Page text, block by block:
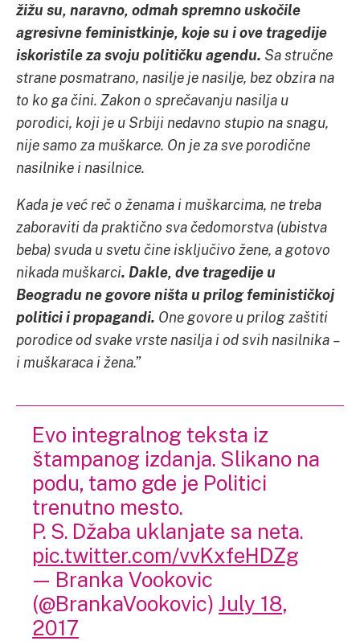
žižu su, naravno, odmah spremno uskočile
agresivne feministkinje, koje su i ove tragedije
iskoristile za svoju političku agendu. Sa stručne
strane posmatrano, nasilje je nasilje, bez obzira na
to ko ga čini. Zakon o sprečavanju nasilja u
porodici, koji je u Srbiji nedavno stupio na snagu,
nije samo za muškarce. On je za sve porodične
nasilnike i nasilnice.
Kada je već reč o ženama i muškarcima, ne treba
zaboraviti da praktično sva čedomorstva (ubistva
beba) svuda u svetu čine isključivo žene, a gotovo
nikada muškarci. Dakle, dve tragedije u
Beogradu ne govore ništa u prilog feminističkoj
politici i propagandi. One govore u prilog zaštiti
porodice od svake vrste nasilja i od svih nasilnika –
i muškaraca i žena.”
Evo integralnog teksta iz
štampanog izdanja. Slikano na
podu, tamo gde je Politici
trenutno mesto.
P. S. Džaba uklanjate sa neta.
pic.twitter.com/vvKxfeHDZg
— Branka Vookovic
(@BrankaVookovic) July 18,
2017